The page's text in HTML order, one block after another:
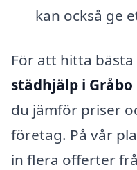
kan också ge
För att hitta
städhjälp i Gråbo
du jämför priser
företag. På vår
in flera offerter